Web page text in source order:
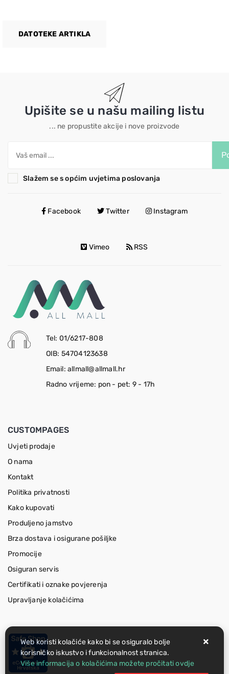
DATOTEKE ARTIKLA
Upišite se u našu mailing listu
... ne propustite akcije i nove proizvode
Slažem se s općim uvjetima poslovanja
Facebook Twitter Instagram
Vimeo RSS
Tel: 01/6217-808
OIB: 54704123638
Email: allmall@allmall.hr
Radno vrijeme: pon - pet: 9 - 17h
CUSTOMPAGES
Uvjeti prodaje
O nama
Kontakt
Politika privatnosti
Kako kupovati
Produljeno jamstvo
Brza dostava i osigurane pošiljke
Promocije
Osiguran servis
Certifikati i oznake povjerenja
Upravljanje kolačićima
Web koristi kolačiće kako bi se osiguralo bolje
korisničko iskustvo i funkcionalnost stranica.
Više informacija o kolačićima možete pročitati ovdje